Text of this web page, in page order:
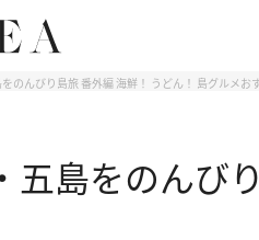
のんびり島旅 番外編 海鮮！ うどん！ 島グルメお
五島をのんび